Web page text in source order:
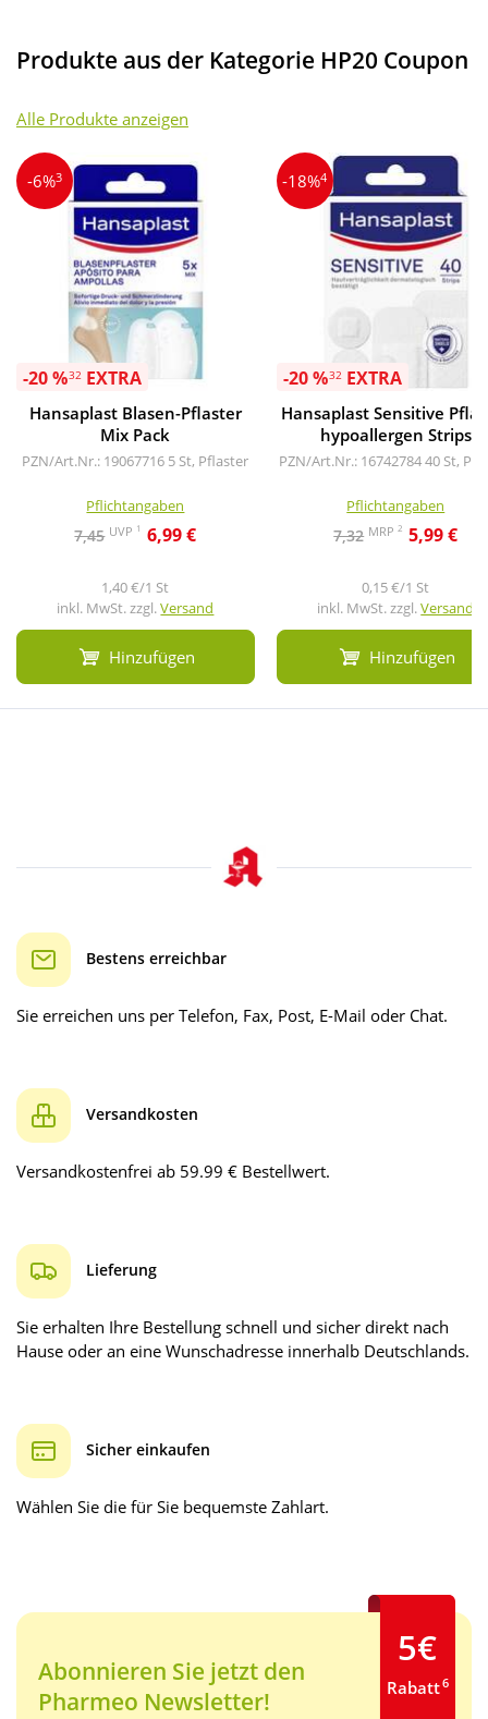
Produkte aus der Kategorie HP20 Coupon
Alle Produkte anzeigen
-6%3
-20 %32EXTRA
Hansaplast Blasen-Pflaster
Mix Pack
PZN/Art.Nr.: 19067716 5 St, Pflaster
Pflichtangaben
7,45 UVP 1 6,99 €
1,40 €/1 St
inkl. MwSt. zzgl.Versand
Hinzufügen
-18%4
-20 %32EXTRA
Hansaplast Sensitive
hypoallergen Strips
PZN/Art.Nr.: 1674278440 St,
Pflichtangaben
7,32 MRP2 5,99 €
0,15 €/1 St
inkl. MwSt. zzgl.Versand
Hinzufügen
Bestens erreichbar
Sie erreichen uns per Telefon, Fax, Post, E-Mail oder Chat.
Versandkosten
Versandkostenfrei ab 59.99 € Bestellwert.
Lieferung
Sie erhalten Ihre Bestellung schnell und sicher direkt nach
Hause oder an eine Wunschadresse innerhalb Deutschlands.
Sicher einkaufen
Wählen Sie die für Sie bequemste Zahlart.
Abonnieren Sie jetzt den
Pharmeo Newsletter!
5€
Rabatt6